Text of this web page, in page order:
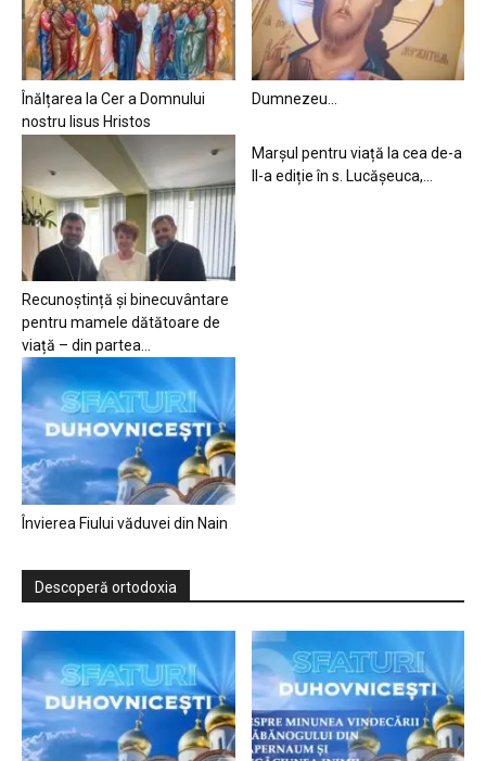
Înălțarea la Cer a Domnului
nostru Iisus Hristos
Dumnezeu…
Recunoștință și binecuvântare
pentru mamele dătătoare de
viață – din partea...
Marșul pentru viață la cea de-a
II-a ediție în s. Lucășeuca,...
Învierea Fiului văduvei din Nain
Descoperă ortodoxia